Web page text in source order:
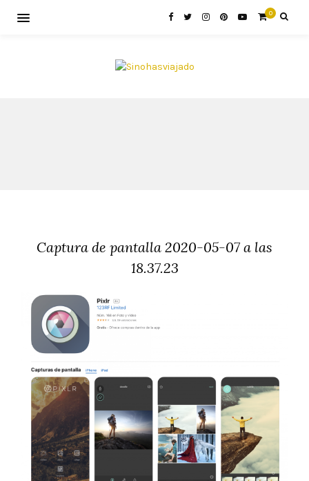
0
Captura de pantalla 2020-05-07 a las
18.37.23